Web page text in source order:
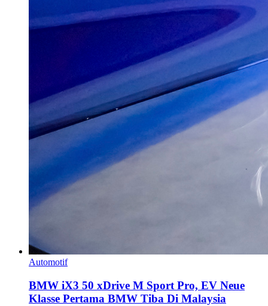
Automotif
BMW iX3 50 xDrive M Sport Pro, EV Neue
Klasse Pertama BMW Tiba Di Malaysia